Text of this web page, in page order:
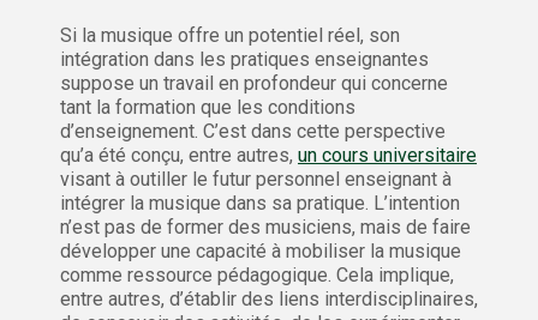
Si la musique offre un potentiel réel, son
intégration dans les pratiques enseignantes
suppose un travail en profondeur qui concerne
tant la formation que les conditions
d’enseignement. C’est dans cette perspective
qu’a été conçu, entre autres, un cours universitaire
visant à outiller le futur personnel enseignant à
intégrer la musique dans sa pratique. L’intention
n’est pas de former des musiciens, mais de faire
développer une capacité à mobiliser la musique
comme ressource pédagogique. Cela implique,
entre autres, d’établir des liens interdisciplinaires,